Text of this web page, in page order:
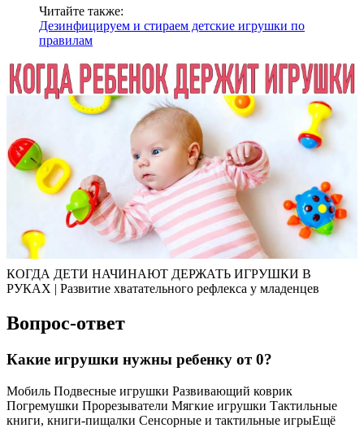
Читайте также:
Дезинфицируем и стираем детские игрушки по
правилам
КОГДА ДЕТИ НАЧИНАЮТ ДЕРЖАТЬ ИГРУШКИ В
РУКАХ | Развитие хватательного рефлекса у младенцев
Вопрос-ответ
Какие игрушки нужны ребенку от 0?
Мобиль Подвесные игрушки Развивающий коврик
Погремушки Прорезыватели Мягкие игрушки Тактильные
книги, книги-пищалки Сенсорные и тактильные игрыЕщё